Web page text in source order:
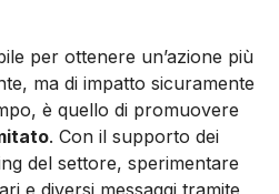
per ottenere un’azione più
ma di impatto sicuramente
è quello di promuovere
. Con il supporto dei
del settore, sperimentare